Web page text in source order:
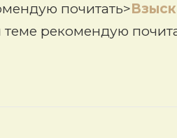
почитать>
теме рекомендую